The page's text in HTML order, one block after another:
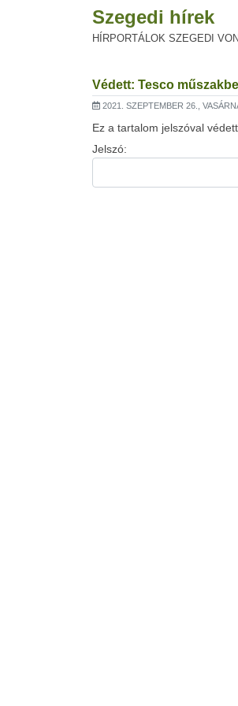
Szegedi hírek
HÍRPORTÁLOK SZEGEDI
Védett: Tesco
2021. SZEPTEMBER 26.,
Ez a tartalom jelszóval
Jelszó: